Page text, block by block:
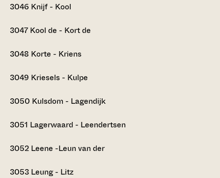
3046 Knijf - Kool
3047 Kool de - Kort de
3048 Korte - Kriens
3049 Kriesels - Kulpe
3050 Kulsdom - Lagendijk
3051 Lagerwaard - Leendertsen
3052 Leene -Leun van der
3053 Leung - Litz